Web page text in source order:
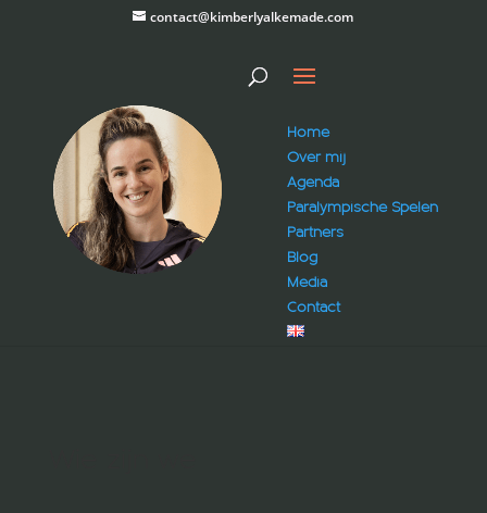
contact@kimberlyalkemade.com
Home
Over mij
Agenda
Paralympische Spelen
Partners
Blog
Media
Contact